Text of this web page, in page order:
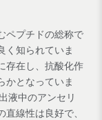
ペプチドの総称で
く知られていま
存在し、抗酸化作
かとなっていま
液中のアンセリ
線性は良好で、